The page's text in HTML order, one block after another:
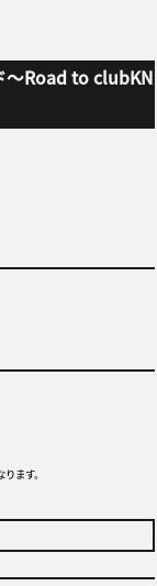
〜Road to clubKN
ます。